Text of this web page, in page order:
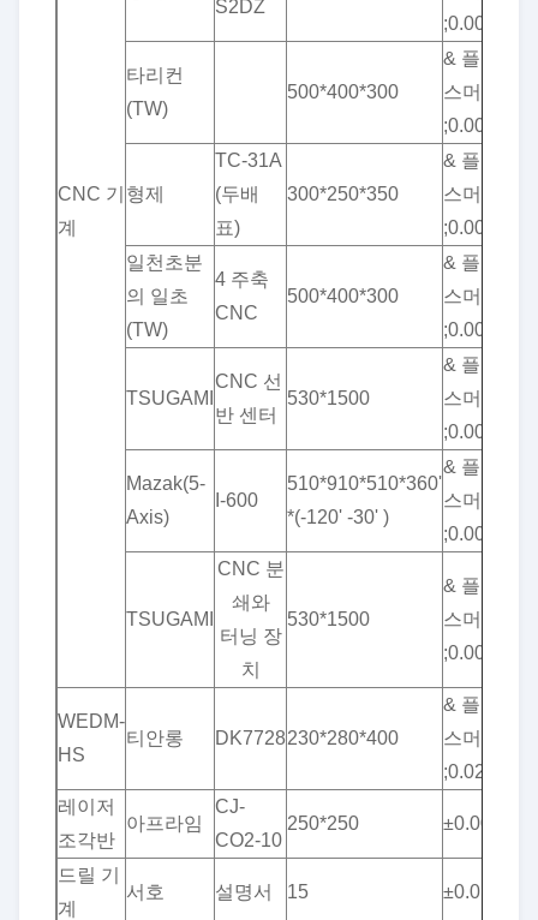
CNC 기
계
S2DZ
;0.001
타리컨
(TW)
500*400*300
& 플러
스머킨
;0.001
형제
TC-31A
(두배
표)
300*250*350
& 플러
스머킨
;0.002
일천초분
의 일초
(TW)
4 주축
CNC
500*400*300
& 플러
스머킨
;0.001
TSUGAMI
CNC 선
반 센터
530*1500
& 플러
스머킨
;0.001
Mazak(5-
Axis)
I-600
510*910*510*360'
*(-120' -30' )
& 플러
스머킨
;0.001
TSUGAMI
CNC 분
쇄와
터닝 장
치
530*1500
& 플러
스머킨
;0.001
WEDM-
HS
티안롱 DK7728230*280*400
& 플러
스머킨
;0.02
레이저
조각반
아프라임
CJ-
CO2-10
250*250 ±0.001
드릴 기
계
서호 설명서 15 ±0.01